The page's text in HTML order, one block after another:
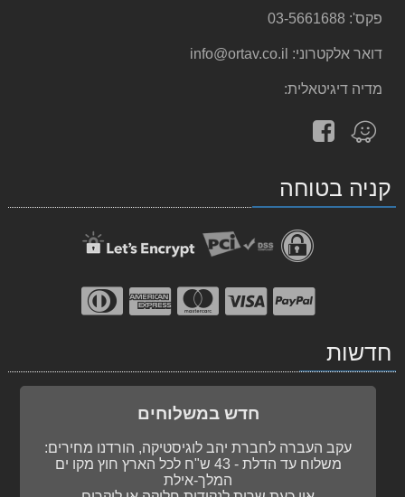
פקס': 03-5661688
דואר אלקטרוני: info@ortav.co.il
מדיה דיגיטאלית:
מצא
אותנו
Waze
facebookקניה בטוחה
חדשות
חדש במשלוחים
עקב העברה לחברת יהב לוגיסטיקה, הורדנו מחירים:
משלוח עד הדלת - 43 ש"ח לכל הארץ חוץ מקו ים
המלך-אילת